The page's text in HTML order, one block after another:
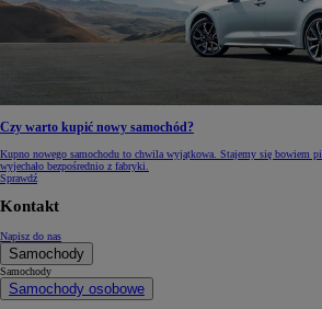
Czy warto kupić nowy samochód?
Kupno nowego samochodu to chwila wyjątkowa. Stajemy się bowiem
wyjechało bezpośrednio z fabryki.
Sprawdź
Kontakt
Napisz do nas
Samochody
Samochody
Samochody osobowe